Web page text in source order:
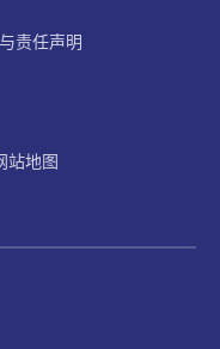
责任声明
站地图